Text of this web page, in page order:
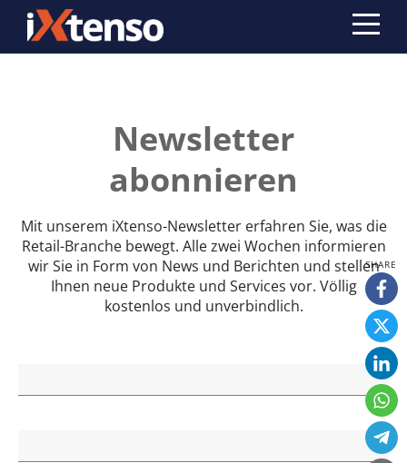
Newsletter
abonnieren
Mit unserem iXtenso-Newsletter erfahren Sie, was die
Retail-Branche bewegt. Alle zwei Wochen informieren
wir Sie in Form von News und Berichten und stellen
Ihnen neue Produkte und Services vor. Völlig
kostenlos und unverbindlich.